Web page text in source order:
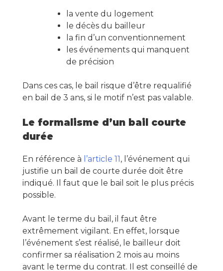
la vente du logement
le décès du bailleur
la fin d’un conventionnement
les événements qui manquent
de précision
Dans ces cas, le bail risque d’être requalifié
en bail de 3 ans, si le motif n’est pas valable.
Le formalisme d’un bail courte
durée
En référence à l’article 11, l’événement qui
justifie un bail de courte durée doit être
indiqué. Il faut que le bail soit le plus précis
possible.
Avant le terme du bail, il faut être
extrêmement vigilant. En effet, lorsque
l’événement s’est réalisé, le bailleur doit
confirmer sa réalisation 2 mois au moins
avant le terme du contrat. Il est conseillé de